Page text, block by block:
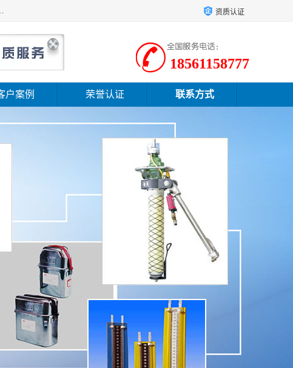
,高压水表,三点测径规,圆型规,钢规磨耗仪,第四种检查器,内距尺,轮径尺,样板等铁路配件仪表,矿用设备等产品. 资质认证
18561158777
户案例 荣誉认证 联系方式